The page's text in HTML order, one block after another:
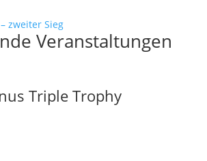
zweiter Sieg
Veranstaltungen
Triple Trophy